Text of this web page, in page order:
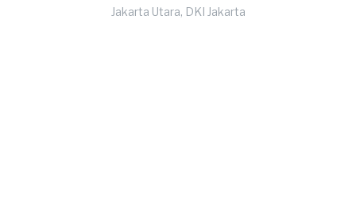
Jakarta Utara, DKI Jakarta